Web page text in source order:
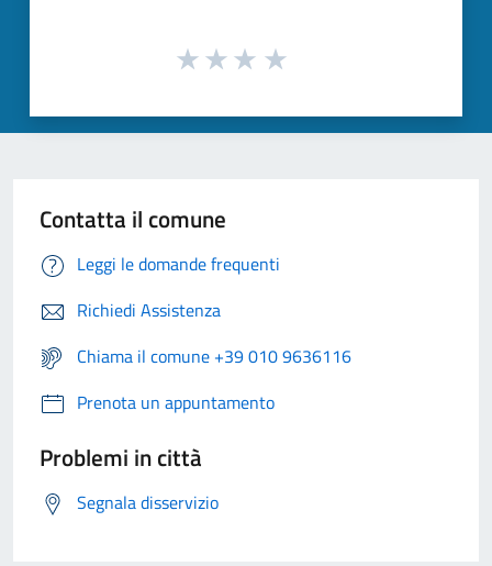
Contatta il comune
Leggi le domande frequenti
Richiedi Assistenza
Chiama il comune +39 010 9636116
Prenota un appuntamento
Problemi in città
Segnala disservizio